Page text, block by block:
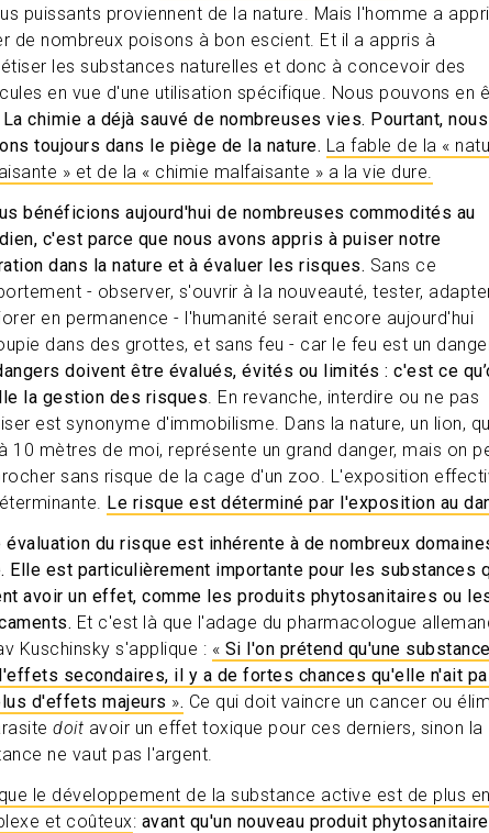
puissants proviennent de la nature. Mais l'homme a
de nombreux poisons à bon escient. Et il a appris à
les substances naturelles et donc à concevoir des
en vue d'une utilisation spécifique. Nous pouvons en
La chimie a déjà sauvé de nombreuses vies. Pourtant, nous
toujours dans le piège de la nature. La fable de la «
» et de la « chimie malfaisante » a la vie dure.
bénéficions aujourd'hui de nombreuses commodités au
c'est parce que nous avons appris à puiser notre
dans la nature et à évaluer les risques. Sans ce
- observer, s'ouvrir à la nouveauté, tester,
en permanence - l'humanité serait encore aujourd'hui
dans des grottes, et sans feu - car le feu est un
doivent être évalués, évités ou limités : c'est ce
la gestion des risques. En revanche, interdire ou ne pas
est synonyme d'immobilisme. Dans la nature, un lion,
10 mètres de moi, représente un grand danger, mais on
sans risque de la cage d'un zoo. L'exposition
Le risque est déterminé par l'exposition au
évaluation du risque est inhérente à de nombreux
Elle est particulièrement importante pour les substances
avoir un effet, comme les produits phytosanitaires ou
Et c'est là que l'adage du pharmacologue
Kuschinsky s'applique : « Si l'on prétend qu'une
secondaires, il y a de fortes chances qu'elle n'ait
d'effets majeurs ». Ce qui doit vaincre un cancer ou
doit avoir un effet toxique pour ces derniers, sinon la
ne vaut pas l'argent.
le développement de la substance active est de plus
et coûteux: avant qu'un nouveau produit phytosanitaire